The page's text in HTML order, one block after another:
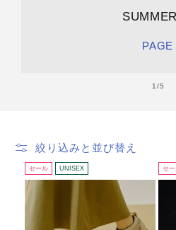
PAGE
1/の
5
絞り込みと並び替え
セール UNISEX セ